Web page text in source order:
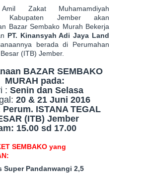
Zakat Muhamamdiyah
Jember akan
Bazar Sembako Murah Bekerja
PT. Kinansyah Adi Jaya Land
berada di Perumahan
(ITB) Jember.
BAZAR SEMBAKO
MURAH pada:
: Senin dan Selasa
20 & 21 Juni 2016
Perum. ISTANA TEGAL
(ITB) Jember
15.00 sd 17.00
SEMBAKO yang
Super Pandanwangi 2,5